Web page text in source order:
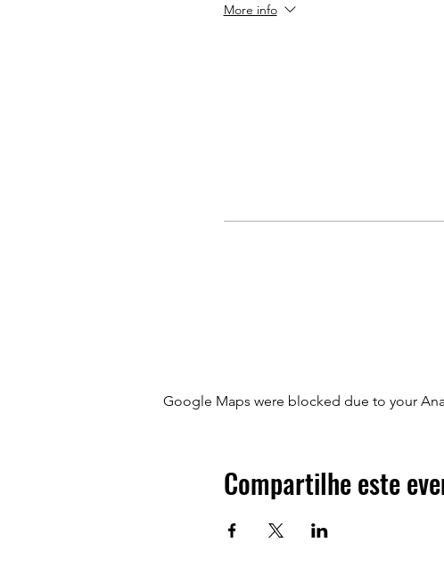
More info
Google Maps were blocked due to your
Compartilhe este